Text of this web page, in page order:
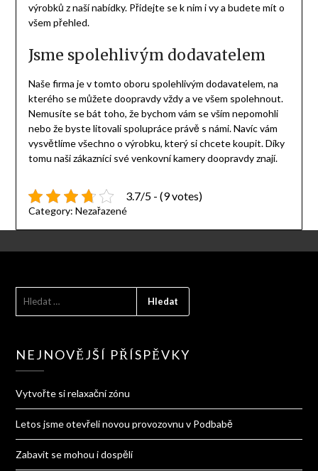
výrobků z naší nabídky. Přidejte se k nim i vy a budete mít o
všem přehled.
Jsme spolehlivým dodavatelem
Naše firma je v tomto oboru spolehlivým dodavatelem, na
kterého se můžete doopravdy vždy a ve všem spolehnout.
Nemusíte se bát toho, že bychom vám se vším nepomohli
nebo že byste litovali spolupráce právě s námi. Navíc vám
vysvětlíme všechno o výrobku, který si chcete koupit. Díky
tomu naši zákazníci své venkovní kamery doopravdy znají.
3.7/5 - (9 votes)
Category: Nezařazené
NEJNOVĚJŠÍ PŘÍSPĚVKY
Vytvořte si relaxační zónu
Letos jsme otevřeli novou provozovnu v Podbabě
Zabavit se mohou i dospělí